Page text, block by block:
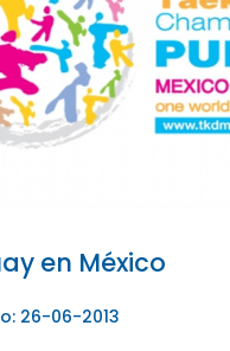
en México
26-06-2013